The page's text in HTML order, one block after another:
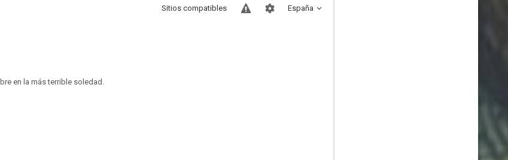
España
Sitios compatibles
en la más terrible soledad.